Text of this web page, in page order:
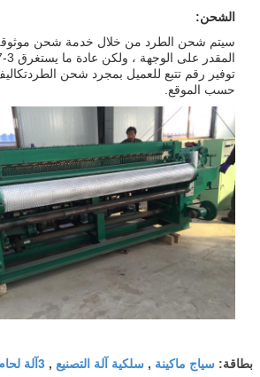
الشحن:
سيتم شحن الطرد من خلال خدمة شحن
توفير رقم تتبع للعميل بمجرد شحن
حسب الموقع.
بطاقة: سياج ماكينة , سلكية آلة التصنيع , 3آلة لحام السياج